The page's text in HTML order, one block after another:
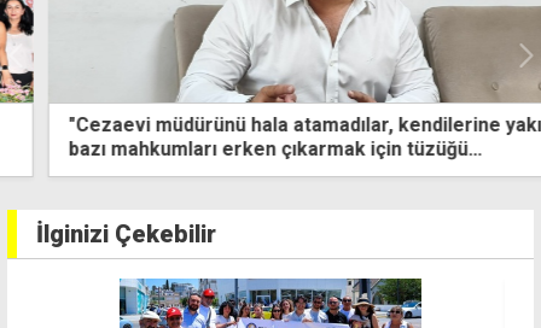
"Cezaevi müdürünü hala atamadılar, kendilerine yakın
bazı mahkumları erken çıkarmak için tüzüğü
değiştirdiler"
İlginizi Çekebilir